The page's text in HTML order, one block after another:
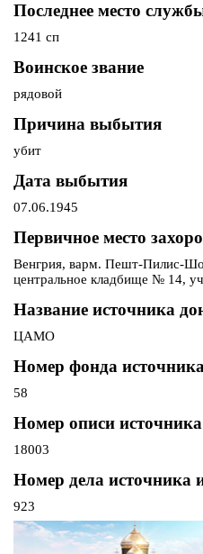
Последнее место
1241 сп
Воинское звание
рядовой
Причина выбытия
убит
Дата выбытия
07.06.1945
Первичное место
Венгрия, варм. Пешт-Пилис-
центральное кладбище № 14,
Название источника
ЦАМО
Номер фонда
58
Номер описи
18003
Номер дела источника
923